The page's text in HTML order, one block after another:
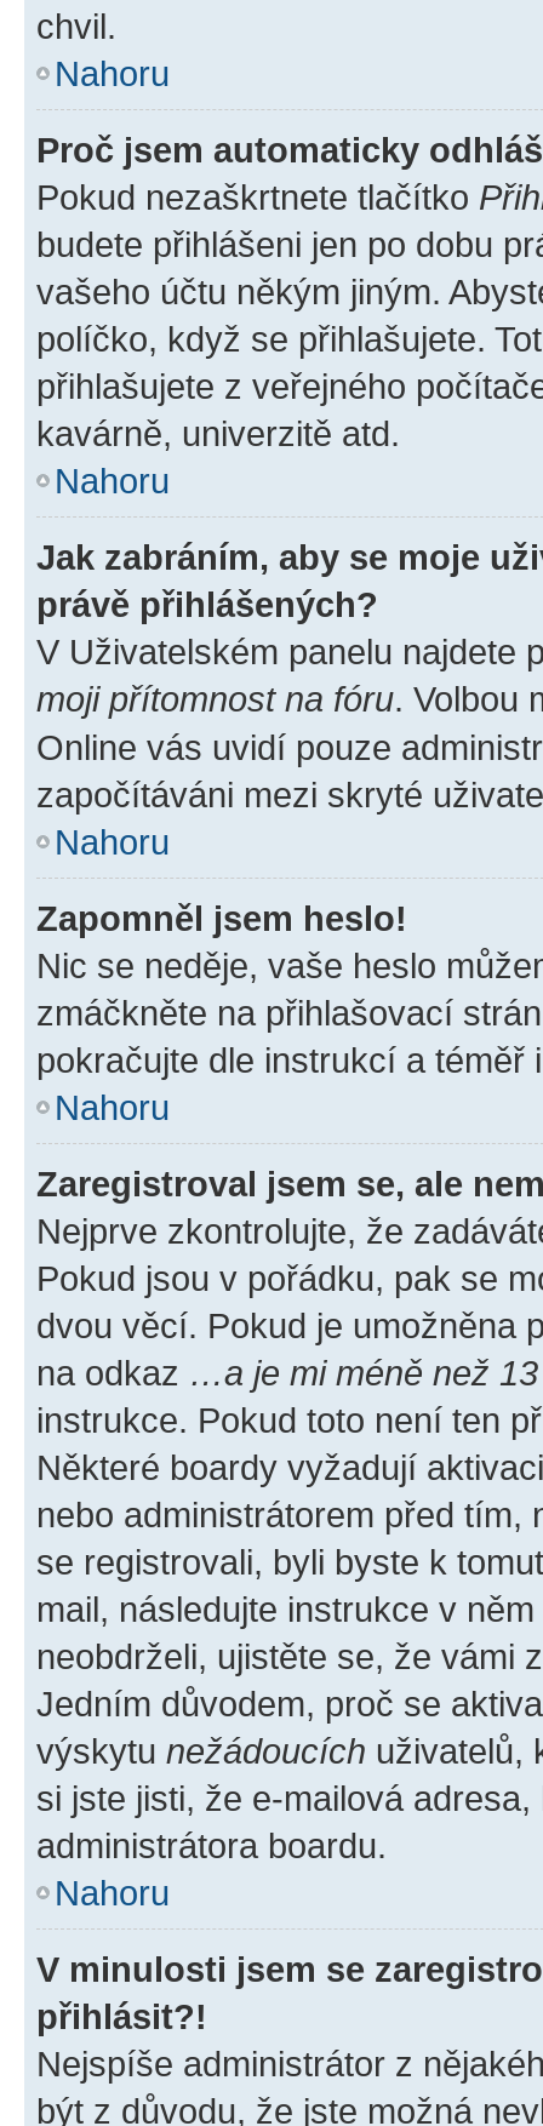
chvil.
Nahoru
Proč jsem automaticky
Pokud nezaškrtnete tlačítko
budete přihlášeni jen po dobu
vašeho účtu někým jiným.
políčko, když se přihlašujete.
přihlašujete z veřejného
kavárně, univerzitě atd.
Nahoru
Jak zabráním, aby se moje
právě přihlášených?
V Uživatelském panelu najdete
moji přítomnost na fóru. Volbou
Online vás uvidí pouze
započítáváni mezi skryté
Nahoru
Zapomněl jsem heslo!
Nic se neděje, vaše heslo
zmáčkněte na přihlašovací
pokračujte dle instrukcí a téměř
Nahoru
Zaregistroval jsem se, ale
Nejprve zkontrolujte, že
Pokud jsou v pořádku, pak se
dvou věcí. Pokud je umožněna
na odkaz …a je mi méně než
instrukce. Pokud toto není ten
Některé boardy vyžadují
nebo administrátorem před tím,
se registrovali, byli byste k
mail, následujte instrukce v
neobdrželi, ujistěte se, že vámi
Jedním důvodem, proč se
výskytu nežádoucích uživatelů,
si jste jisti, že e-mailová
administrátora boardu.
Nahoru
V minulosti jsem se
přihlásit?!
Nejspíše administrátor z
být z důvodu, že jste možná